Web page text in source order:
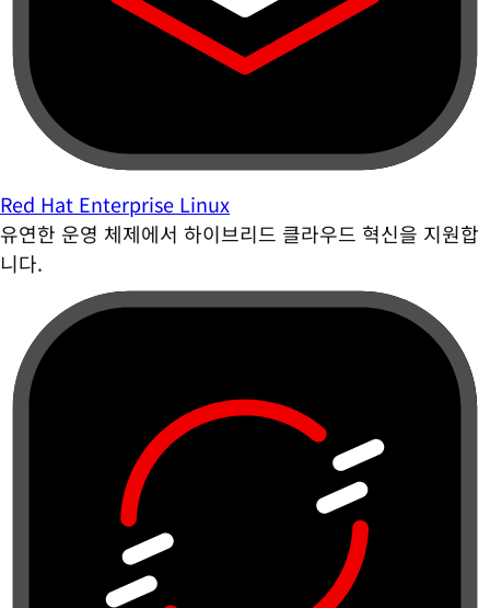
Red Hat Enterprise Linux
유연한 운영 체제에서 하이브리드 클라우드 혁신을 지원합
니다.